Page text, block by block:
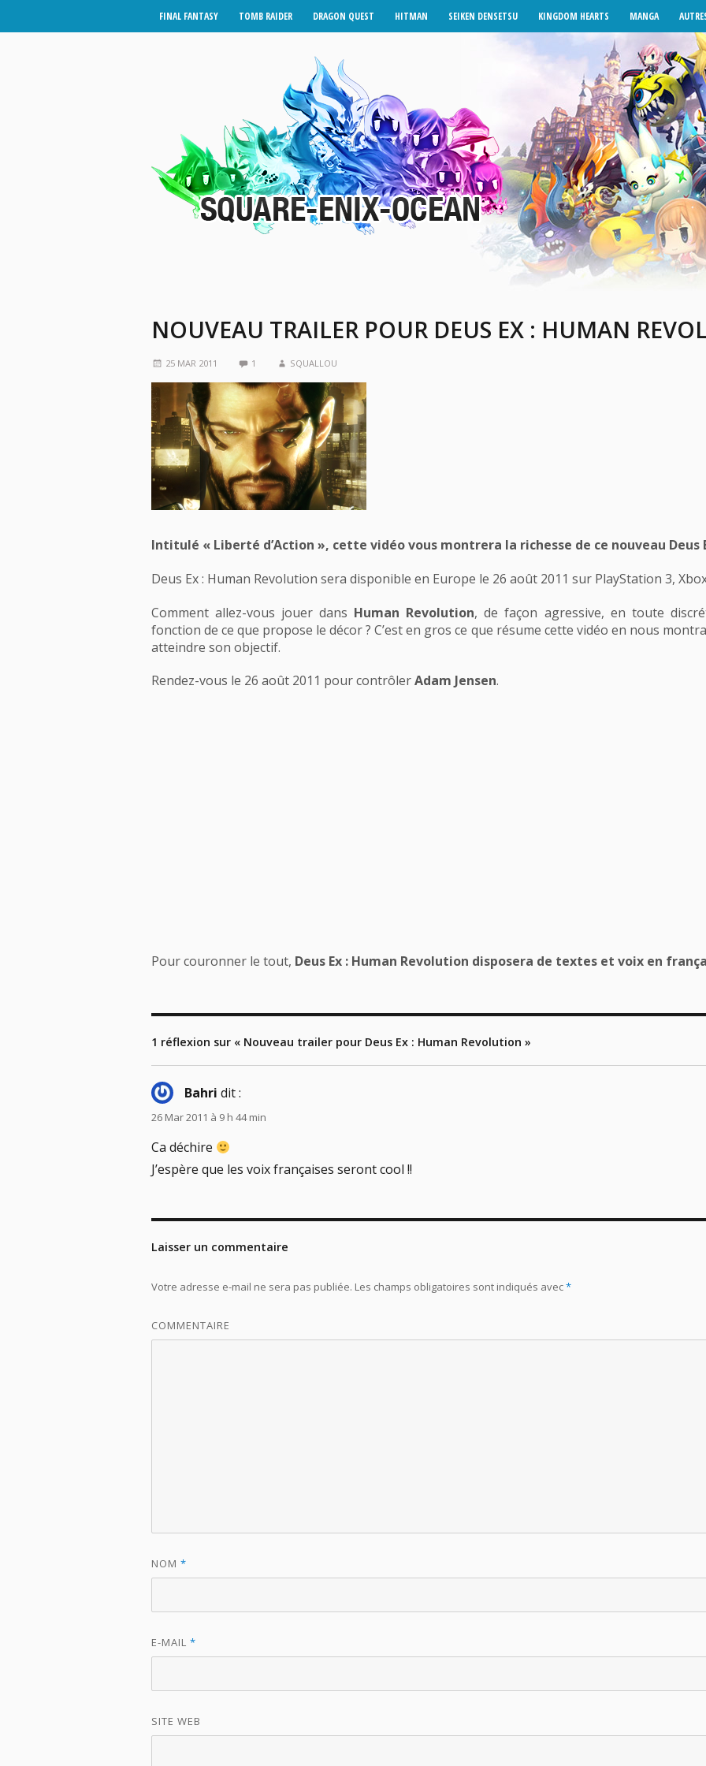
FINAL FANTASY TOMB RAIDER DRAGON QUEST HITMAN SEIKEN DENSETSU KINGDOM HEARTS MANGA
NOUVEAU TRAILER POUR DEUS EX : HUMAN
25 MAR 2011 1 SQUALLOU
Intitulé « Liberté d’Action », cette vidéo vous montrera la richesse de ce nouveau Deus
Deus Ex : Human Revolution sera disponible en Europe le 26 août 2011 sur PlayStation 3,
Comment allez-vous jouer dans Human Revolution, de façon agressive, en toute
fonction de ce que propose le décor ? C’est en gros ce que résume cette vidéo en nous
atteindre son objectif.
Rendez-vous le 26 août 2011 pour contrôlerAdam Jensen.
Pour couronner le tout, Deus Ex : Human Revolution disposera de textes et voix en
1 réflexion sur « Nouveau trailer pour Deus Ex : Human Revolution »
Bahri dit :
26 Mar 2011 à 9 h 44 min
Ca déchire
J’espère que les voix françaises seront cool !!
Laisser un commentaire
Votre adresse e-mail ne sera pas publiée. Les champs obligatoires sont indiqués avec*
COMMENTAIRE
NOM *
E-MAIL *
SITE WEB